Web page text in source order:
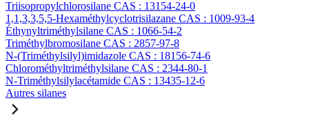
Triisopropylchlorosilane CAS : 13154-24-0
1,1,3,3,5,5-Hexaméthylcyclotrisilazane CAS : 1009-93-4
Éthynyltriméthylsilane CAS : 1066-54-2
Triméthylbromosilane CAS : 2857-97-8
N-(Triméthylsilyl)imidazole CAS : 18156-74-6
Chlorométhyltriméthylsilane CAS : 2344-80-1
N-Triméthylsilylacétamide CAS : 13435-12-6
Autres silanes